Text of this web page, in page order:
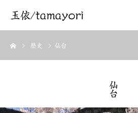
玉依/tamayori
歴史 仙台
仙台